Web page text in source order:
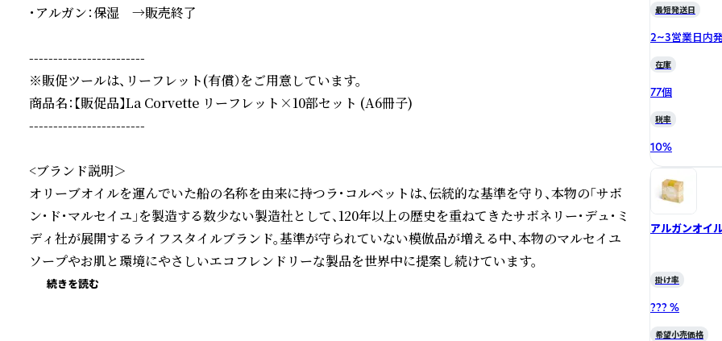
・アルガン：保湿　→販売終了
------------------------
※販促ツールは、リーフレット(有償）をご用意しています。
商品名：【販促品】La Corvette リーフレット×10部セット (A6冊子)
------------------------
<ブランド説明＞
オリーブオイルを運んでいた船の名称を由来に持つラ・コルベットは、伝統的な基準を守り、本物の「サボ
ン・ド・マルセイユ」を製造する数少ない製造社として、120年以上の歴史を重ねてきたサボネリー・デュ・ミ
ディ社が展開するライフスタイルブランド。基準が守られていない模倣品が増える中、本物のマルセイユ
ソープやお肌と環境にやさしいエコフレンドリーな製品を世界中に提案し続けています。
続きを読む
最短発送日
2~3営業日内
在庫
77個
税率
10%
アルガンオイ
掛け率
??? %
希望小売価格